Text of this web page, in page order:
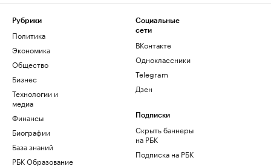
Рубрики
Политика
Экономика
Общество
Бизнес
Технологии и
медиа
Финансы
Биографии
База знаний
РБК Образование
Социальные
сети
ВКонтакте
Одноклассники
Telegram
Дзен
Подписки
Скрыть баннеры
на РБК
Подписка на РБК